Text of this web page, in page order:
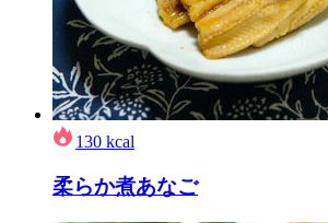
130 kcal
柔らか煮あなご